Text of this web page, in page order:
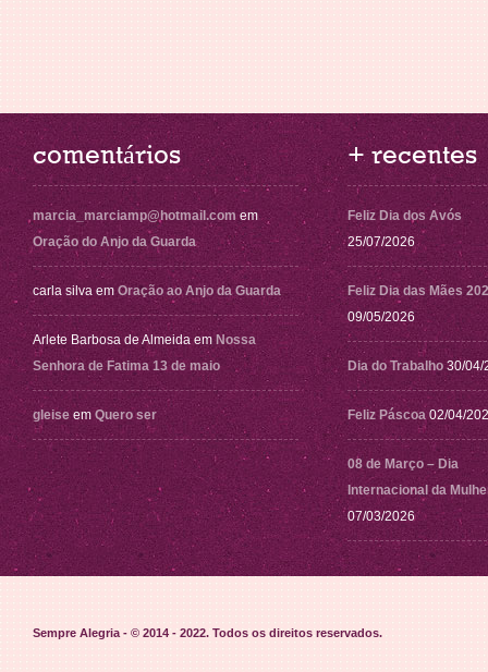
comentários
marcia_marciamp@hotmail.com em
Oração do Anjo da Guarda
carla silva em Oração ao Anjo da Guarda
Arlete Barbosa de Almeida em Nossa
Senhora de Fatima 13 de maio
gleise em Quero ser
+ recentes
Feliz Dia dos Avós
25/07/2026
Feliz Dia das Mães
09/05/2026
Dia do Trabalho 30/04/
Feliz Páscoa 02/04/
08 de Março – Dia
Internacional da
07/03/2026
Sempre Alegria - © 2014 - 2022. Todos os direitos reservados.